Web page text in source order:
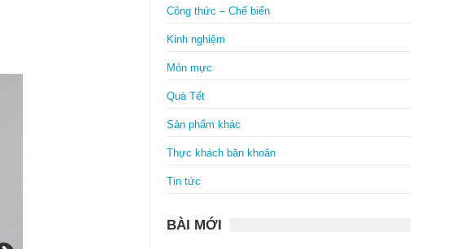
Công thức – Chế biến
Kinh nghiệm
Món mực
Quà Tết
Sản phẩm khác
Thực khách băn khoăn
Tin tức
BÀI MỚI